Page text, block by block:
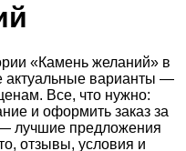
«Камень желаний» в
варианты —
Все, что нужно:
и оформить заказ за
лучшие предложения
отзывы, условия и